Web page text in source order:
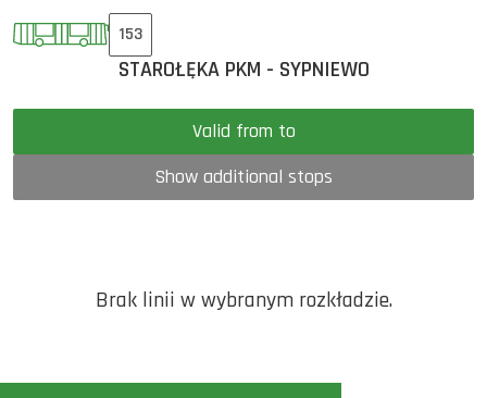
153
STAROŁĘKA PKM - SYPNIEWO
Valid from to
Show additional stops
Brak linii w wybranym rozkładzie.